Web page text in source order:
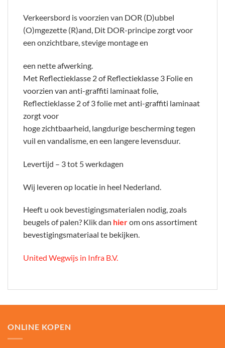
Verkeersbord is voorzien van DOR (D)ubbel
(O)mgezette (R)and, Dit DOR-principe zorgt voor
een onzichtbare, stevige montage en
een nette afwerking.
Met Reflectieklasse 2 of Reflectieklasse 3 Folie en
voorzien van anti-graffiti laminaat folie,
Reflectieklasse 2 of 3 folie met anti-graffiti laminaat
zorgt voor
hoge zichtbaarheid, langdurige bescherming tegen
vuil en vandalisme, en een langere levensduur.
Levertijd – 3 tot 5 werkdagen
Wij leveren op locatie in heel Nederland.
Heeft u ook bevestigingsmaterialen nodig, zoals
beugels of palen? Klik dan hierom ons assortiment
bevestigingsmateriaal te bekijken.
United Wegwijs in Infra B.V.
ONLINE KOPEN